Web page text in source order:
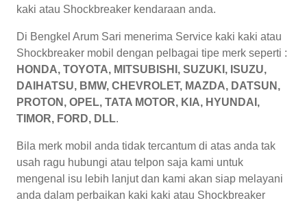
kaki atau Shockbreaker kendaraan anda.
Di Bengkel Arum Sari menerima Service kaki kaki atau
Shockbreaker mobil dengan pelbagai tipe merk seperti :
HONDA, TOYOTA, MITSUBISHI, SUZUKI, ISUZU,
DAIHATSU, BMW, CHEVROLET, MAZDA, DATSUN,
PROTON, OPEL, TATA MOTOR, KIA, HYUNDAI,
TIMOR, FORD, DLL.
Bila merk mobil anda tidak tercantum di atas anda tak
usah ragu hubungi atau telpon saja kami untuk
mengenal isu lebih lanjut dan kami akan siap melayani
anda dalam perbaikan kaki kaki atau Shockbreaker